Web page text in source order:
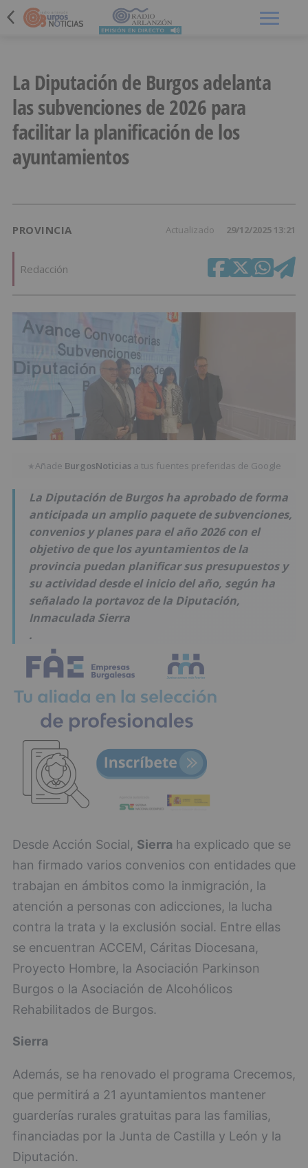
La Diputación de Burgos adelanta
las subvenciones de 2026 para
facilitar la planificación de los
ayuntamientos
PROVINCIA Actualizado 29/12/2025 13:21
Redacción
★Añade BurgosNoticias a tus fuentes preferidas de Google
La Diputación de Burgos ha aprobado de forma
anticipada un amplio paquete de subvenciones,
convenios y planes para el año 2026 con el
objetivo de que los ayuntamientos de la
provincia puedan planificar sus presupuestos y
su actividad desde el inicio del año, según ha
señalado la portavoz de la Diputación,
Inmaculada Sierra
.
Desde Acción Social, Sierra ha explicado que se
han firmado varios convenios con entidades que
trabajan en ámbitos como la inmigración, la
atención a personas con adicciones, la lucha
contra la trata y la exclusión social. Entre ellas
se encuentran ACCEM, Cáritas Diocesana,
Proyecto Hombre, la Asociación Parkinson
Burgos o la Asociación de Alcohólicos
Rehabilitados de Burgos.
Sierra
Además, se ha renovado el programa Crecemos,
que permitirá a 21 ayuntamientos mantener
guarderías rurales gratuitas para las familias,
financiadas por la Junta de Castilla y León y la
Diputación.